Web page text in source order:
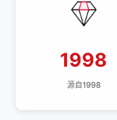
源自1998
1998